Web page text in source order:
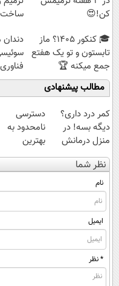
کن!😍
🎓 کنکور ۱۴۰5؟ ماز
تابستون و تو یک هفتع
جمع میکنه 🏆
مطالب پیشنهادی
کمر درد داری؟
دیگه بسه! در
منزل درمانش
کن
(◀پرسش‌نامه)
دسترسی
نامحدود به
بهترین
آموزش‌ها تا
نظر شما
نام
ایمیل
* نظر